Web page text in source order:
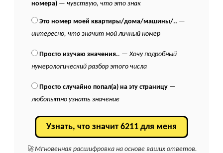
номера) —чувствую, что это знак
Это номер моей квартиры/дома/машины/.. —
интересно, что значит мой личный номер
Просто изучаю значения.. —Хочу подробный
нумерологический разбор этого числа
Просто случайно попал(а) на эту страницу —
любопытно узнать значение
Узнать, что значит 6211 для меня
🚀 Мгновенная расшифровка на основе ваших ответов.